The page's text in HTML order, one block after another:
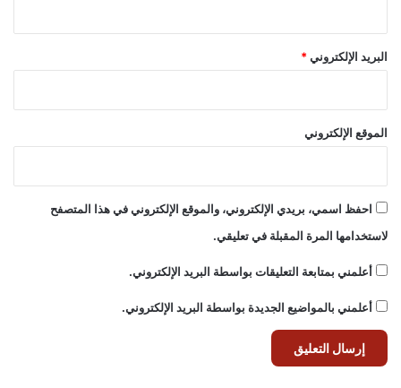
البريد الإلكتروني*
الموقع الإلكتروني
احفظ اسمي، بريدي الإلكتروني، والموقع الإلكتروني في هذا المتصفح
لاستخدامها المرة المقبلة في تعليقي.
أعلمني بمتابعة التعليقات بواسطة البريد الإلكتروني.
أعلمني بالمواضيع الجديدة بواسطة البريد الإلكتروني.